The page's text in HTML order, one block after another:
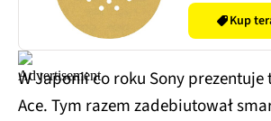
Kup
W Japonii co roku Sony prezentuje
Ace. Tym razem zadebiutował